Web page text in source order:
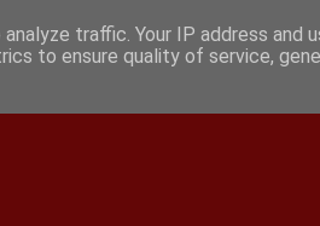
traffic. Your IP address and
to ensure quality of service,